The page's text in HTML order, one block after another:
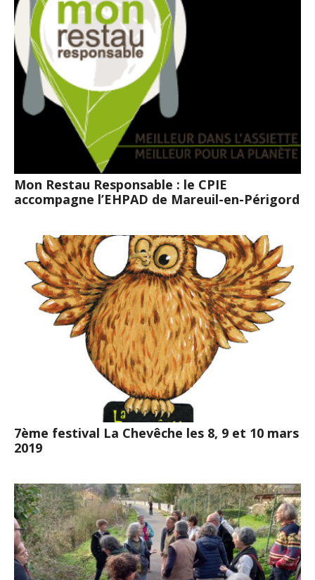
Mon Restau Responsable : le CPIE
accompagne l’EHPAD de Mareuil-en-Périgord
7ème festival La Chevêche les 8, 9 et 10 mars
2019